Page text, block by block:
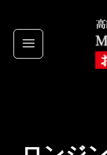
to
content